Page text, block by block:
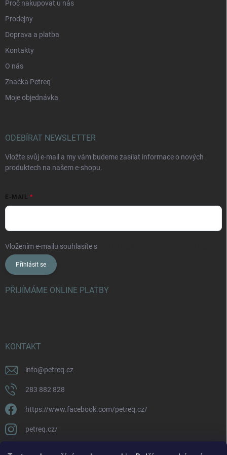
Proč nakupovat u nás
Prodejny
Doprava a platba
Kontakty
O nás
Značka Petreq
Moje objednávka
ODEBÍRAT NEWSLETTER
Vložte svůj e-mail a my vám budeme zasílat informace o nových
produktech na našem e-shopu.
E-MAIL
Vložením e-mailu souhlasíte s
Přihlásit se
PŘIJÍMÁME ONLINE PLATBY
KONTAKT
info@petreq.cz
283 882 828
https://www.facebook.com/petreq.cz/
petreq.cz/